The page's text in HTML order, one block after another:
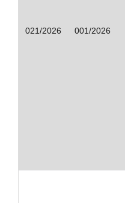
021/2026 001/2026